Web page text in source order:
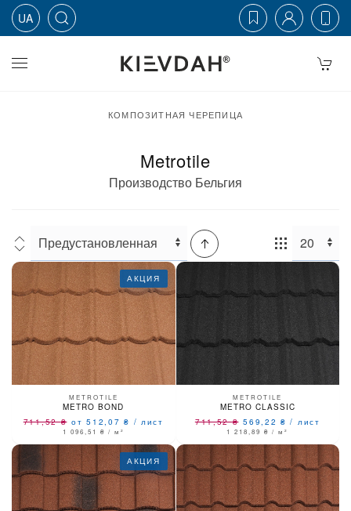
Skip to main content
UA
КОМПОЗИТНАЯ ЧЕРЕПИЦА
Metrotile
Производство Бельгия
Сортировка:
Кол-
во:
АКЦИЯ
METROTILE
METRO BOND
711,52₴ от 512,07₴ / лист
1 096,51 ₴ / м²
METROTILE
METRO CLASSIC
711,52₴ 569,22₴ / лист
1 218,89₴ / м²
АКЦИЯ